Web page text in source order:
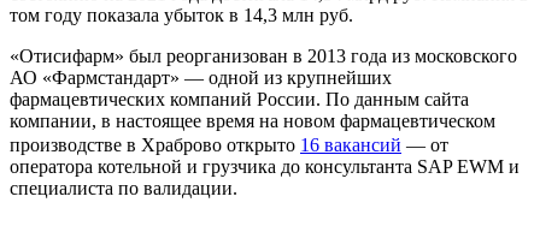
том году показала убыток в 14,3 млн руб.
«Отисифарм» был реорганизован в 2013 года из московского
АО «Фармстандарт» — одной из крупнейших
фармацевтических компаний России. По данным сайта
компании, в настоящее время на новом фармацевтическом
производстве в Храброво открыто 16 вакансий — от
оператора котельной и грузчика до консультанта SAP EWM и
специалиста по валидации.